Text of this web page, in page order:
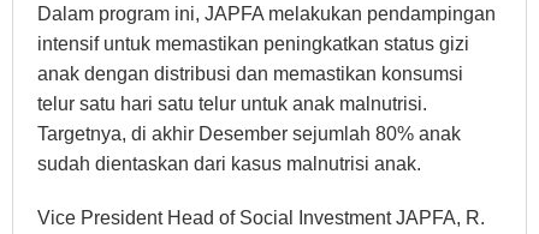
Dalam program ini, JAPFA melakukan pendampingan
intensif untuk memastikan peningkatkan status gizi
anak dengan distribusi dan memastikan konsumsi
telur satu hari satu telur untuk anak malnutrisi.
Targetnya, di akhir Desember sejumlah 80% anak
sudah dientaskan dari kasus malnutrisi anak.
Vice President Head of Social Investment JAPFA, R.